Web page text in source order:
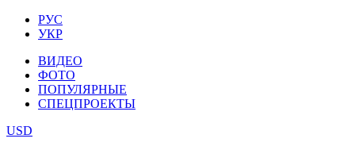
РУС
УКР
ВИДЕО
ФОТО
ПОПУЛЯРНЫЕ
СПЕЦПРОЕКТЫ
USD